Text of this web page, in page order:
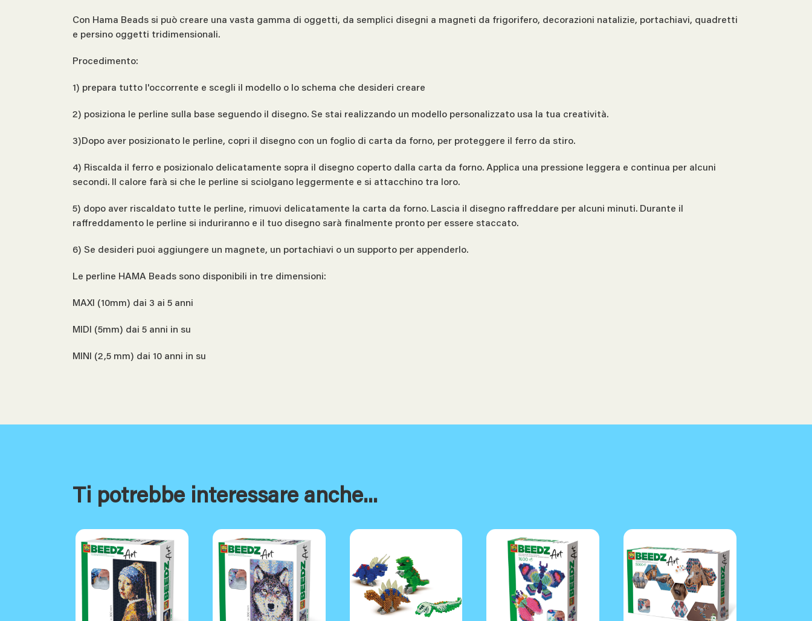
Con Hama Beads si può creare una vasta gamma di oggetti, da semplici disegni a magneti da frigorifero, decorazioni natalizie, portachiavi, quadretti
e persino oggetti tridimensionali.
Procedimento:
1) prepara tutto l'occorrente e scegli il modello o lo schema che desideri creare
2) posiziona le perline sulla base seguendo il disegno. Se stai realizzando un modello personalizzato usa la tua creatività.
3)Dopo aver posizionato le perline, copri il disegno con un foglio di carta da forno, per proteggere il ferro da stiro.
4) Riscalda il ferro e posizionalo delicatamente sopra il disegno coperto dalla carta da forno. Applica una pressione leggera e continua per alcuni
secondi. Il calore farà si che le perline si sciolgano leggermente e si attacchino tra loro.
5) dopo aver riscaldato tutte le perline, rimuovi delicatamente la carta da forno. Lascia il disegno raffreddare per alcuni minuti. Durante il
raffreddamento le perline si induriranno e il tuo disegno sarà finalmente pronto per essere staccato.
6) Se desideri puoi aggiungere un magnete, un portachiavi o un supporto per appenderlo.
Le perline HAMA Beads sono disponibili in tre dimensioni:
MAXI (10mm) dai 3 ai 5 anni
MIDI (5mm) dai 5 anni in su
MINI (2,5 mm) dai 10 anni in su
Ti potrebbe interessare anche...